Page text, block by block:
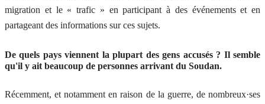
migration et le « trafic » en participant à des événements et en
partageant des informations sur ces sujets.
De quels pays viennent la plupart des gens accusés ? Il semble
qu'il y ait beaucoup de personnes arrivant du Soudan.
Récemment, et notamment en raison de la guerre, de nombreux·ses